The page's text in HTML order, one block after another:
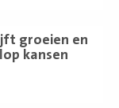
groeien en
kansen